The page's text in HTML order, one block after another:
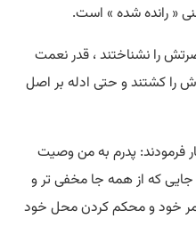
« رانده شده » است.
را نشناختند ، قدر نعمت
را کشتند و حتی ادله بر اصل
فرمودند: پدرم به من وصیت
جایی که از همه جا مخفی تر و
خود و محکم کردن محل خود